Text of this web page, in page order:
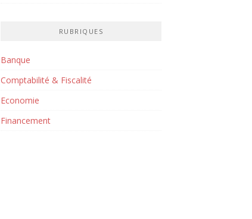
RUBRIQUES
Banque
Comptabilité & Fiscalité
Economie
Financement